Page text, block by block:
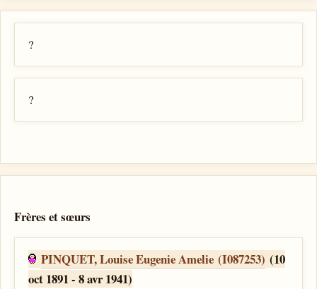
?
?
Frères et sœurs
PINQUET, Louise Eugenie Amelie (I087253) (10
oct 1891 - 8 avr 1941)